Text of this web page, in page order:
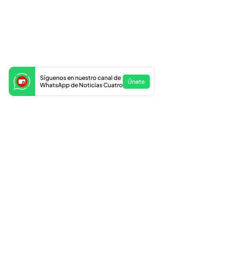
Síguenos en nuestro canal de
WhatsApp de Noticias Cuatro
Únete